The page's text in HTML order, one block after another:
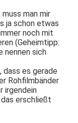
man mir
ja schon etwas
noch mit
(Geheimtipp:
nennen sich
dass es gerade
Rohfilmbänder
irgendein
erschließt